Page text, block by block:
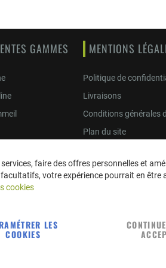
GAMMES MENTIONS
Politique de
Livraisons
Conditions générales
Plan du site
faire des offres personnelles et
votre expérience pourrait en être
cookies
LES
COOKIES